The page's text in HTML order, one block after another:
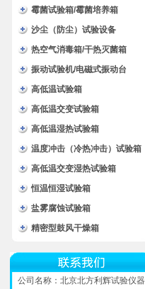
霉菌试验箱/霉菌培养箱
沙尘（防尘）试验设备
热空气消毒箱/干热灭菌箱
振动试验机/电磁式振动台
高低温试验箱
高低温交变试验箱
高低温湿热试验箱
温度冲击（冷热冲击）试验箱
高低温交变湿热试验箱
恒温恒湿试验箱
盐雾腐蚀试验箱
精密型鼓风干燥箱
公司名称：北京北方利辉试验仪器